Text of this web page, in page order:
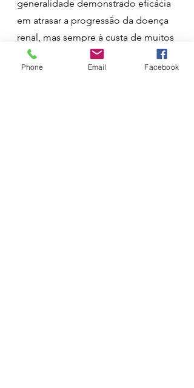
generalidade demonstrado eficácia
em atrasar a progressão da doença
renal, mas sempre à custa de muitos
efeitos adversos, sobretudo
infecções. Esta nova utilização de
Phone Email Facebook